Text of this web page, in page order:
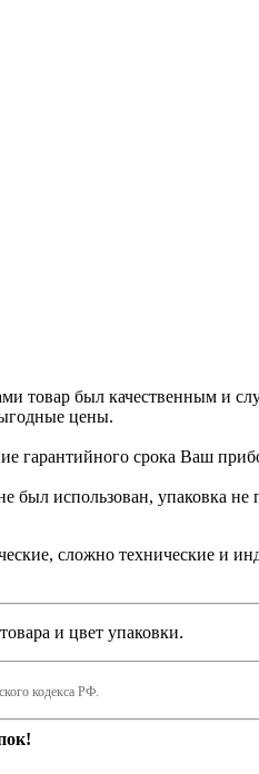
товар был качественным и
цены.
гарантийного срока Ваш
был использован, упаковка
сложно технические и
и цвет упаковки.
кодекса РФ.